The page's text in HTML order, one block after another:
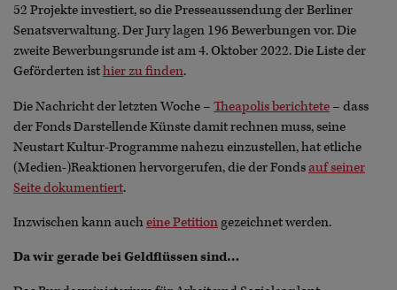
52 Projekte investiert, so die Presseaussendung der Berliner
Senatsverwaltung. Der Jury lagen 196 Bewerbungen vor. Die
zweite Bewerbungsrunde ist am 4. Oktober 2022. Die Liste der
Geförderten isthier zu finden.
Die Nachricht der letzten Woche – Theapolis berichtete – dass
der Fonds Darstellende Künste damit rechnen muss, seine
Neustart Kultur-Programme nahezu einzustellen, hat etliche
(Medien-)Reaktionen hervorgerufen, die der Fondsauf seiner
Seite dokumentiert.
Inzwischen kann aucheine Petitiongezeichnet werden.
Da wir gerade bei Geldflüssen sind…